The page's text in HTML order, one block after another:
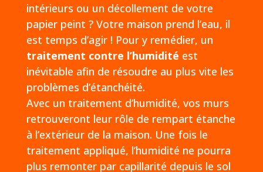
intérieurs ou un décollement de votre
papier peint ? Votre maison prend l’eau, il
est temps d’agir ! Pour y remédier, un
traitement contre l’humidité est
inévitable afin de résoudre au plus vite les
problèmes d’étanchéité.
Avec un traitement d’humidité, vos murs
retrouveront leur rôle de rempart étanche
à l’extérieur de la maison. Une fois le
traitement appliqué, l’humidité ne pourra
plus remonter par capillarité depuis le sol